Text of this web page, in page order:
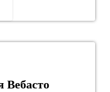
Вебасто